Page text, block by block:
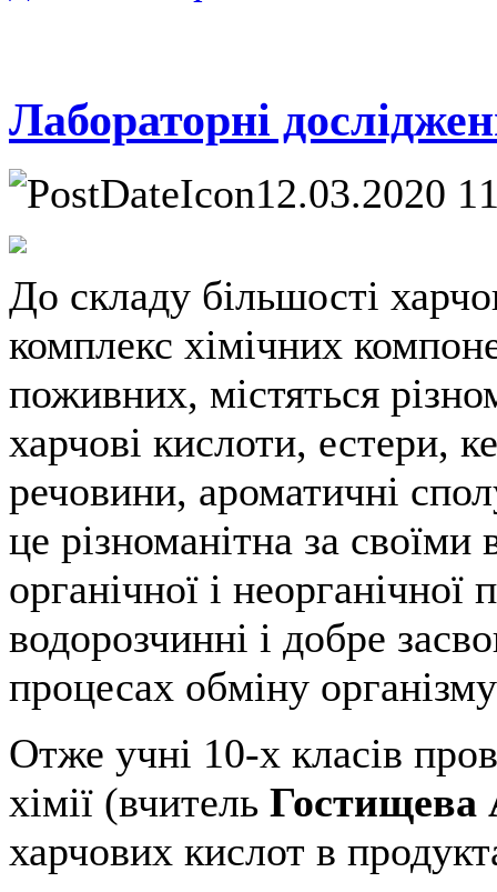
Лабораторні
12.03.2020
До складу більшості
комплекс хімічних
поживних, містяться
харчові кислоти, естери,
речовини, ароматичні
це різноманітна за
органічної і
водорозчинні і добре
процесах обміну
Отже учні 10-х класів
хімії (вчитель Гостищева
харчових кислот в